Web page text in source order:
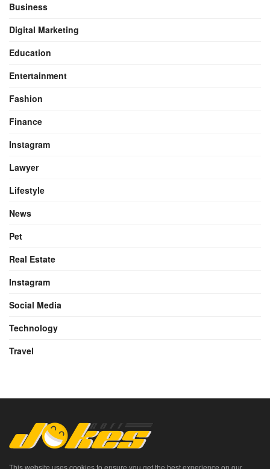
Business
Digital Marketing
Education
Entertainment
Fashion
Finance
Instagram
Lawyer
Lifestyle
News
Pet
Real Estate
Instagram
Social Media
Technology
Travel